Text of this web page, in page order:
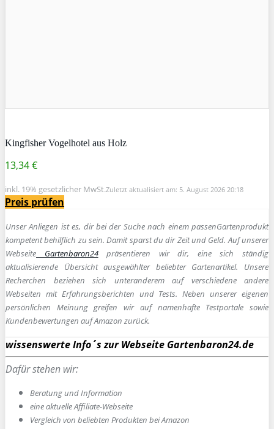
Kingfisher Vogelhotel aus Holz
13,34 €
inkl. 19% gesetzlicher MwSt.Zuletzt aktualisiert am: 5. August 2026 20:18
Preis prüfen
Unser Anliegen ist es, dir bei der Suche nach einem passenGartenprodukt
kompetent behilflich zu sein.Damit sparst du dir Zeit und Geld. Auf unserer
Webseite Gartenbaron24präsentieren wir dir, eine sich ständig
aktualisierende Übersicht ausgewählter beliebter Gartenartikel. Unsere
Recherchen beziehen sich unteranderem auf verschiedene andere
Webseiten mit Erfahrungsberichten und Tests. Neben unserer eigenen
persönlichen Meinung greifen wir auf namenhafte Testportale sowie
Kundenbewertungen auf Amazon zurück.
wissenswerte Info´s zur Webseite Gartenbaron24.de
Dafür stehen wir:
Beratung und Information
eine aktuelle Affiliate-Webseite
Vergleich von beliebten Produkten bei Amazon